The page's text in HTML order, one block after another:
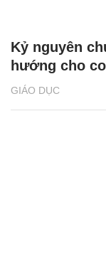
GIÁO DỤC
Kỷ nguyên
hướng cho